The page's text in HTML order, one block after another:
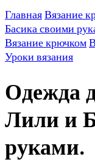
ГлавнаяВязание
Басика своими
Вязание крючком
Уроки вязания
Одежда
Лили и
руками.